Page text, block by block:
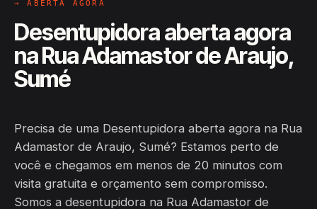
→ ABERTA AGORA
Desentupidora aberta agora
na Rua Adamastor de Araujo,
Sumé
Precisa de uma Desentupidora aberta agora na Rua
Adamastor de Araujo, Sumé? Estamos perto de
você e chegamos em menos de 20 minutos com
visita gratuita e orçamento sem compromisso.
Somos a desentupidora na Rua Adamastor de